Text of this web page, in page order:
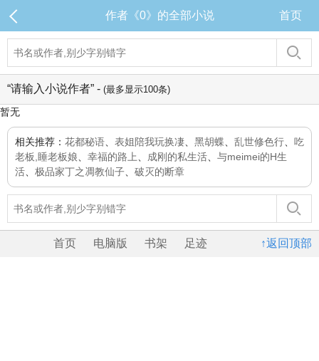
作者《0》的全部小说 首页
“请输入小说作者” - (最多显示100条)
暂无
相关推荐： 花都秘语 表姐陪我玩换凄 黑胡蝶 乱世修色行
吃
老板,睡老板娘
幸福的路上 成刚的私生活
与meimei的H生
活
极品家丁之凋教仙子 破灭的断章
↑返回顶部
首页 电脑版 书架 足迹